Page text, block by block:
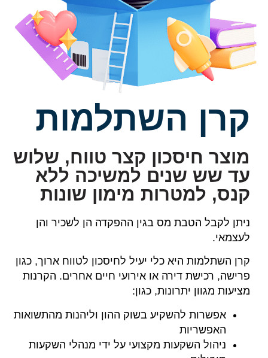
קרן השתלמות
מוצר חיסכון קצר טווח, שלוש
עד שש שנים למשיכה ללא
קנס, למטרות מימון שונות
ניתן לקבל הטבת מס בגין ההפקדה הן לשכיר והן
לעצמאי.
קרן השתלמות היא כלי יעיל לחיסכון לטווח ארוך, כגון
פרישה, רכישת דירה או אירועי חיים אחרים. הקרנות
מציעות מגוון יתרונות, כגון:
אפשרות להשקיע בשוק ההון וליהנות מהתשואות
האפשריות
ניהול השקעות מקצועי על ידי מנהלי השקעות